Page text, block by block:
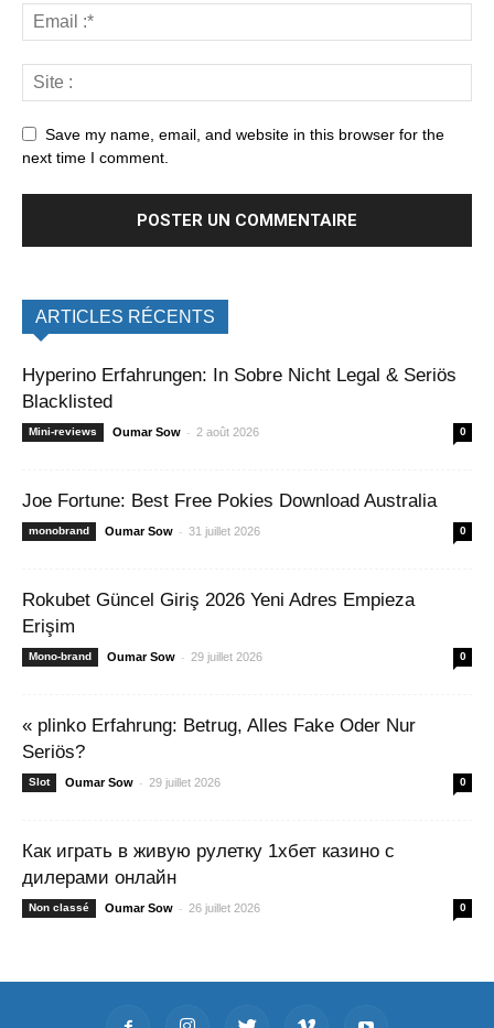
Save my name, email, and website in this browser for the
next time I comment.
ARTICLES RÉCENTS
Hyperino Erfahrungen: In Sobre Nicht Legal & Seriös
Blacklisted
Mini-reviews Oumar Sow - 2 août 2026 0
Joe Fortune: Best Free Pokies Download Australia
monobrand Oumar Sow - 31 juillet 2026 0
Rokubet Güncel Giriş 2026 Yeni Adres Empieza
Erişim
Mono-brand Oumar Sow - 29 juillet 2026 0
« plinko Erfahrung: Betrug, Alles Fake Oder Nur
Seriös?
Slot Oumar Sow - 29 juillet 2026 0
Как играть в живую рулетку 1хбет казино с
дилерами онлайн
Non classé Oumar Sow - 26 juillet 2026 0